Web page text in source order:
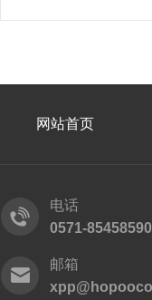
网站首页
电话
0571-85458590
邮箱